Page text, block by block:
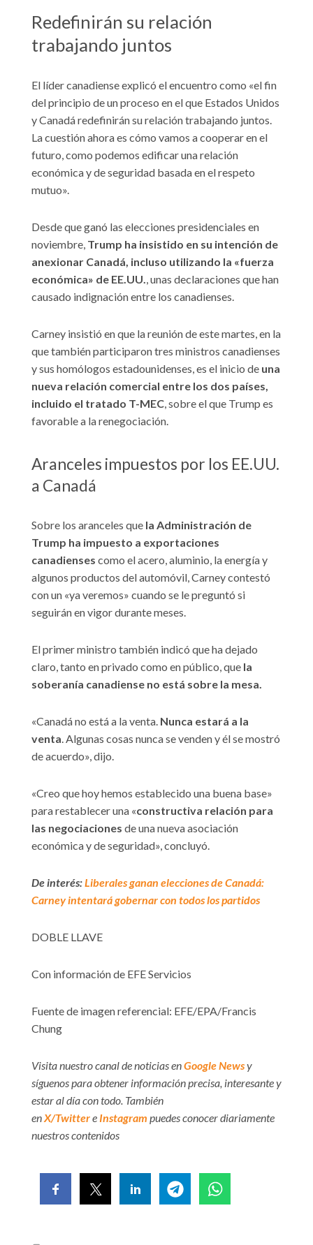
Redefinirán su relación
trabajando juntos
El líder canadiense explicó el encuentro como «el fin
del principio de un proceso en el que Estados Unidos
y Canadá redefinirán su relación trabajando juntos.
La cuestión ahora es cómo vamos a cooperar en el
futuro, como podemos edificar una relación
económica y de seguridad basada en el respeto
mutuo».
Desde que ganó las elecciones presidenciales en
noviembre, Trump ha insistido en su intención de
anexionar Canadá, incluso utilizando la «fuerza
económica» de EE.UU., unas declaraciones que han
causado indignación entre los canadienses.
Carney insistió en que la reunión de este martes, en la
que también participaron tres ministros canadienses
y sus homólogos estadounidenses, es el inicio de una
nueva relación comercial entre los dos países,
incluido el tratado T-MEC, sobre el que Trump es
favorable a la renegociación.
Aranceles impuestos por los EE.UU.
a Canadá
Sobre los aranceles que la Administración de
Trump ha impuesto a exportaciones
canadienses como el acero, aluminio, la energía y
algunos productos del automóvil, Carney contestó
con un «ya veremos» cuando se le preguntó si
seguirán en vigor durante meses.
El primer ministro también indicó que ha dejado
claro, tanto en privado como en público, que la
soberanía canadiense no está sobre la mesa.
«Canadá no está a la venta. Nunca estará a la
venta. Algunas cosas nunca se venden y él se mostró
de acuerdo», dijo.
«Creo que hoy hemos establecido una buena base»
para restablecer una «constructiva relación para
las negociaciones de una nueva asociación
económica y de seguridad», concluyó.
De interés:Liberales ganan elecciones de Canadá:
Carney intentará gobernar con todos los partidos
DOBLE LLAVE
Con información de EFE Servicios
Fuente de imagen referencial: EFE/EPA/Francis
Chung
Visita nuestro canal de noticias enGoogle Newsy
síguenos para obtener información precisa, interesante y
estar al día con todo. También
enX/Twittere Instagram puedes conocer diariamente
nuestros contenidos